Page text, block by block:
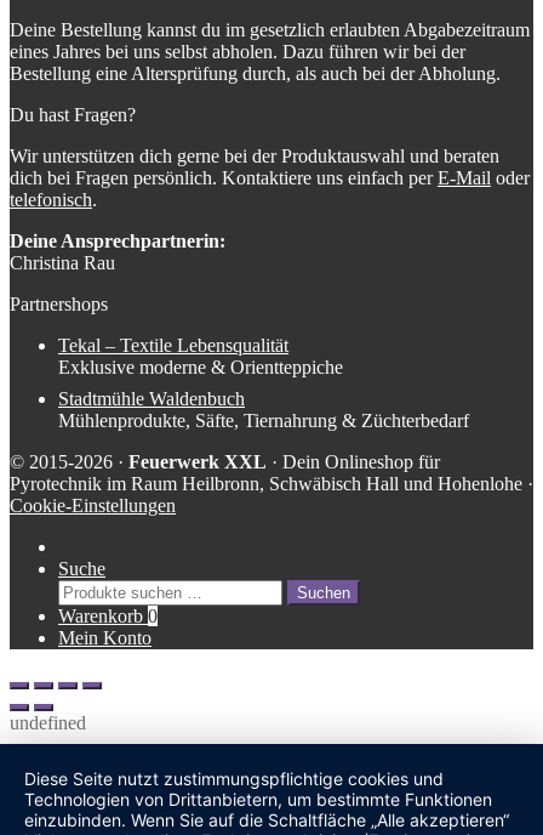
Deine Bestellung kannst du im gesetzlich erlaubten Abgabezeitraum
eines Jahres bei uns selbst abholen. Dazu führen wir bei der
Bestellung eine Altersprüfung durch, als auch bei der Abholung.
Du hast Fragen?
Wir unterstützen dich gerne bei der Produktauswahl und beraten
dich bei Fragen persönlich. Kontaktiere uns einfach perE-Mail oder
telefonisch.
Deine Ansprechpartnerin:
Christina Rau
Partnershops
Tekal – Textile Lebensqualität
Exklusive moderne & Orientteppiche
Stadtmühle Waldenbuch
Mühlenprodukte, Säfte, Tiernahrung & Züchterbedarf
© 2015-2026 · Feuerwerk XXL · Dein Onlineshop für
Pyrotechnik im Raum Heilbronn, Schwäbisch Hall und Hohenlohe ·
Cookie-Einstellungen
Suche
Suche
nach:
Suchen
Warenkorb 0
Mein Konto
Diese Seite nutzt zustimmungspflichtige cookies und
Technologien von Drittanbietern, um bestimmte Funktionen
einzubinden. Wenn Sie auf die Schaltfläche „Alle akzeptieren“
undefined